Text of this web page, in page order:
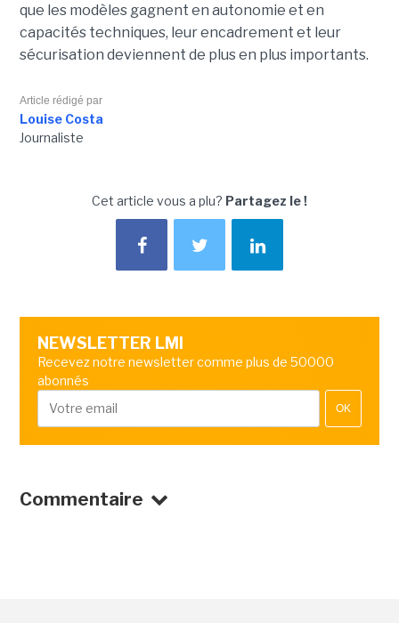
que les modèles gagnent en autonomie et en
capacités techniques, leur encadrement et leur
sécurisation deviennent de plus en plus importants.
Article rédigé par
Louise Costa
Journaliste
Cet article vous a plu? Partagez le !
NEWSLETTER LMI
Recevez notre newsletter comme plus de 50000
abonnés
OK
Commentaire